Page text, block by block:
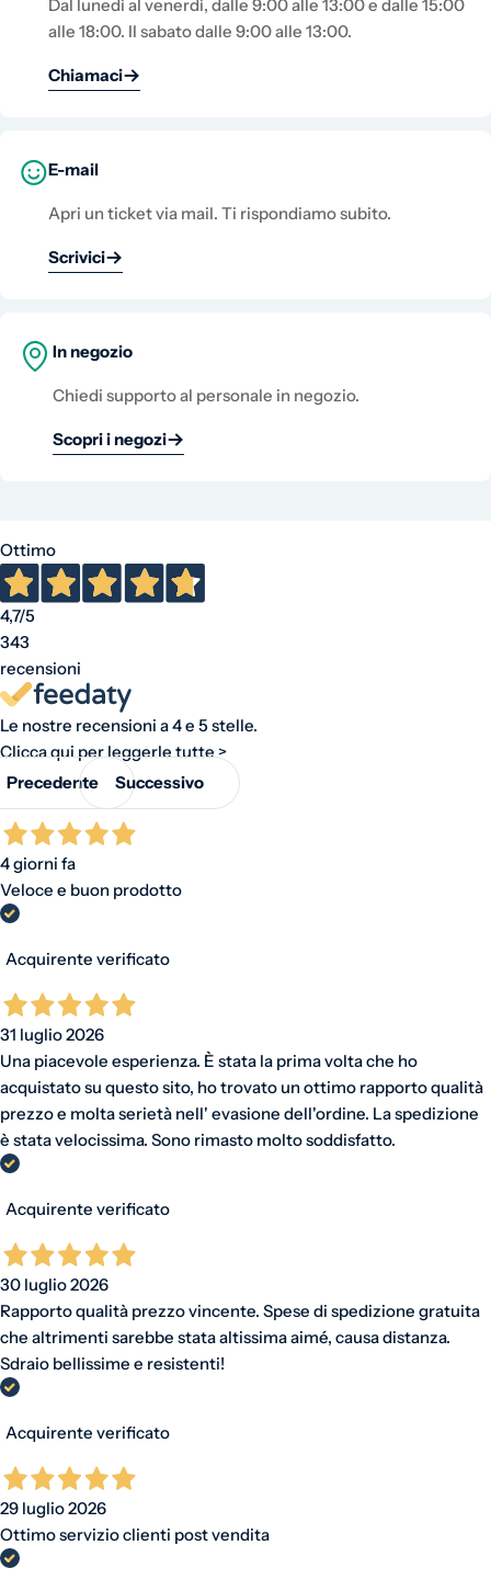
Dal lunedì al venerdì, dalle 9:00 alle 13:00 e dalle 15:00
alle 18:00. Il sabato dalle 9:00 alle 13:00.
Chiamaci
E-mail
Apri un ticket via mail. Ti rispondiamo subito.
Scrivici
In negozio
Chiedi supporto al personale in negozio.
Scopri i negozi
Ottimo
4,7/5
343
recensioni
Le nostre recensioni a 4 e 5 stelle.
Clicca qui per leggerle tutte >
Precedente
Successivo
4 giorni fa
Veloce e buon prodotto
Acquirente verificato
31 luglio 2026
Una piacevole esperienza. È stata la prima volta che ho
acquistato su questo sito, ho trovato un ottimo rapporto qualità
prezzo e molta serietà nell' evasione dell'ordine. La spedizione
è stata velocissima. Sono rimasto molto soddisfatto.
Acquirente verificato
30 luglio 2026
Rapporto qualità prezzo vincente. Spese di spedizione gratuita
che altrimenti sarebbe stata altissima aimé, causa distanza.
Sdraio bellissime e resistenti!
Acquirente verificato
29 luglio 2026
Ottimo servizio clienti post vendita